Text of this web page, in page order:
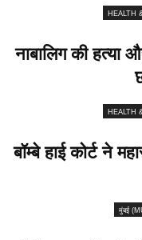
HEALTH
नाबालिग की हत्या
HEALTH
बॉम्बे हाई कोर्ट ने
मुंबई